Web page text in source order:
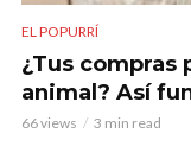
EL POPURRÍ
¿Tus compras
animal? Así
66 views 3 min read